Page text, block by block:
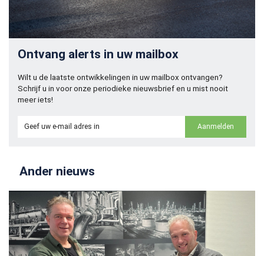
Anderen zochten ook
Ontvang alerts in uw mailbox
Wilt u de laatste ontwikkelingen in uw mailbox ontvangen?
Schrijf u in voor onze periodieke nieuwsbrief en u mist nooit
meer iets!
Aanmelden
Ander nieuws